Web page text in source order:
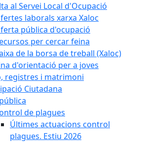
al Servei Local d'Ocupació
laborals xarxa Xaloc
pública d'ocupació
per cercar feina
de la borsa de treball (Xaloc)
d'orientació per a joves
registres i matrimoni
Ciutadana
de plagues
Últimes actuacions control
plagues. Estiu 2026